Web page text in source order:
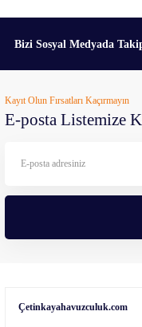
Bizi Sosyal Medyada
Kayıt Olun Fırsatları Kaçırmayın
E-posta Listemize
Çetinkayahavuzculuk.com